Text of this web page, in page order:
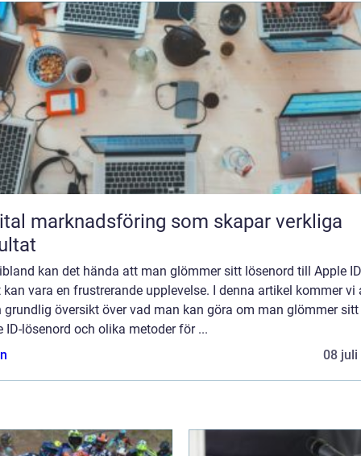
marknadsföring som skapar verkliga
kan det hända att man glömmer sitt lösenord till Apple
kan vara en frustrerande upplevelse. I denna artikel kommer vi
grundlig översikt över vad man kan göra om man glömmer sitt
ID-lösenord och olika metoder för ...
08 juli